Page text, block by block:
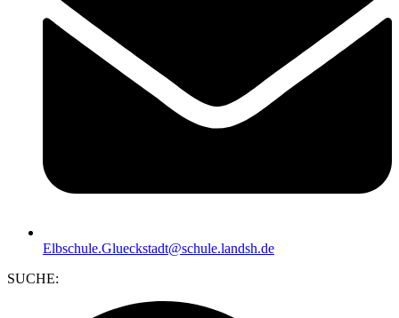
Elbschule.Glueckstadt@schule.landsh.de
SUCHE: